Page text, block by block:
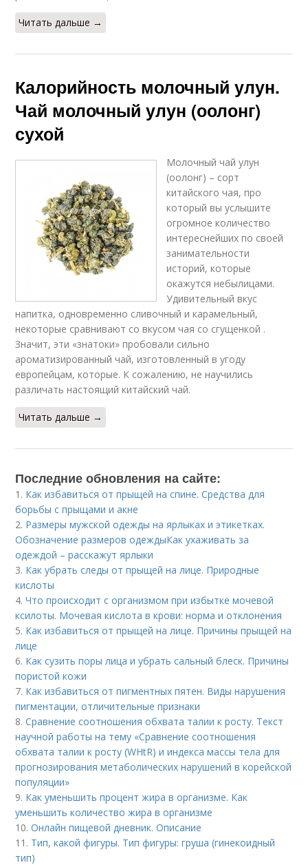
Читать дальше →
Калорийность молочный улун.
Чай молочный улун (оолонг)
сухой
Молочный чай улун
(оолонг) – сорт
китайского чая, про
который вы услышите
огромное количество
интереснейших по своей
занимательности
историй, которые
окажутся небылицами.
Удивительный вкус
напитка, одновременно сливочный и карамельный,
некоторые сравнивают со вкусом чая со сгущенкой .
Значит, эти «знатоки» пробовали сильно
ароматизированный чай, изготовленный в угоду
европейцам, которые. К сожалению, не научились
различать настоящий китайский чай.
Читать дальше →
Последние обновления на сайте:
1. Как избавиться от прыщей на спине. Средства для
борьбы с прыщами и акне
2. Размеры мужской одежды на ярлыках и этикетках.
Обозначение размеров одеждыКак ухаживать за
одеждой – расскажут ярлыки
3. Как убрать следы от прыщей на лице. Природные
кислоты
4.Что происходит с организмом при избытке мочевой
ксилоты. Мочевая кислота в крови: норма и отклонения
5. Как избавиться от прыщей на лице. Причины прыщей на
лице
6. Как сузить поры лица и убрать сальный блеск. Причины
пористой кожи
7. Как избавиться от пигментных пятен. Виды нарушения
пигментации, отличительные признаки
8.Сравнение соотношения обхвата талии к росту. Текст
научной работы на тему «Сравнение соотношения
обхвата талии к росту (WHtR) и индекса массы тела для
прогнозирования метаболических нарушений в корейской
популяции»
9. Как уменьшить процент жира в организме. Как
уменьшить количество жира в организме
10.Онлайн пищевой дневник. Описание
11. Тип, какой фигуры. Тип фигуры: груша (гинекоидный
тип)